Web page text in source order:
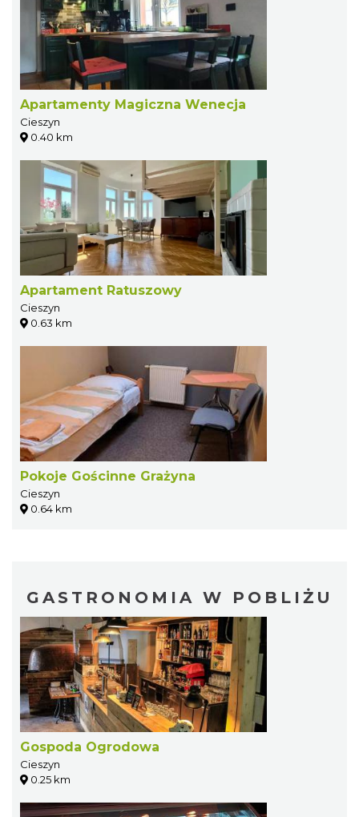
Apartamenty Magiczna Wenecja
Cieszyn
0.40 km
Apartament Ratuszowy
Cieszyn
0.63 km
Pokoje Gościnne Grażyna
Cieszyn
0.64 km
GASTRONOMIA W POBLIŻU
Gospoda Ogrodowa
Cieszyn
0.25 km